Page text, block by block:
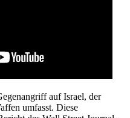
auf Israel, der
umfasst. Diese